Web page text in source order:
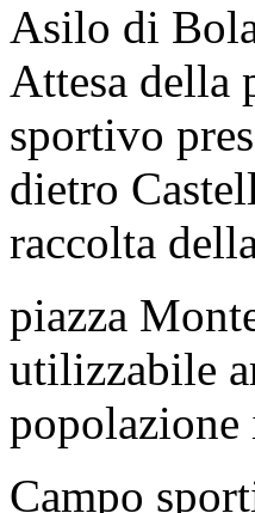
Asilo di
Attesa della
sportivo
dietro
raccolta
piazza
utilizzabile
popolazione
Campo